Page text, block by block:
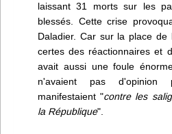
laissant 31 morts sur les
blessés. Cette crise
Daladier. Car sur la place
certes des réactionnaires et
avait aussi une foule
n'avaient pas d'opinion
manifestaient "contre les
la République".